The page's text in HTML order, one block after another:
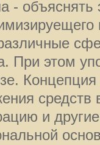
-
При этом
Концепция
средств
и